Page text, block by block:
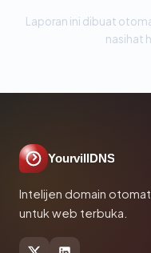
Laporan ini dibuat
nasihat
YourvillDNS
Intelijen domain
untuk web terbuka.